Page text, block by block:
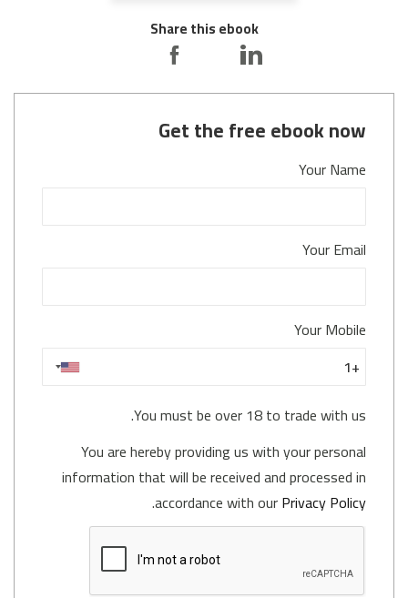
Share this ebook
Get the free ebook now
Your Name
Your Email
Your Mobile
You must be over 18 to trade with us.
You are hereby providing us with your personal
information that will be received and processed in
accordance with ourPrivacy Policy
.